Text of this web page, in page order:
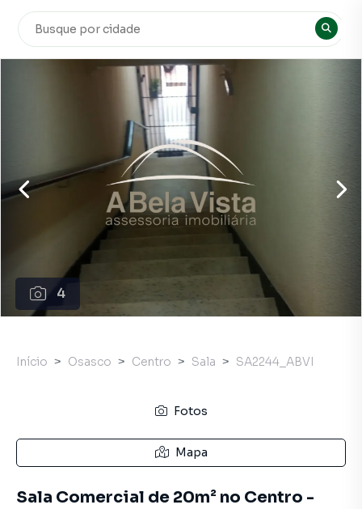
4
Início Osasco Centro Sala SA2244_ABVI
Fotos
Mapa
Sala Comercial de 20m² no Centro -